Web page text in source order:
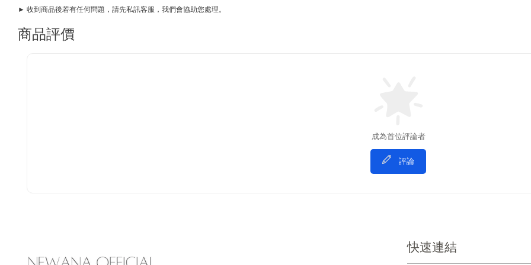
► 收到商品後若有任何問題，請先私訊客服，我們會協助您處理。
商品評價
成為首位評論者
評論
快速連結